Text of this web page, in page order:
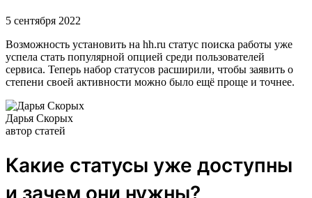
5 сентября 2022
Возможность установить на hh.ru статус поиска работы уже
успела стать популярной опцией среди пользователей
сервиса. Теперь набор статусов расширили, чтобы заявить о
степени своей активности можно было ещё проще и точнее.
Дарья Скорых
автор статей
Какие статусы уже доступны
и зачем они нужны?